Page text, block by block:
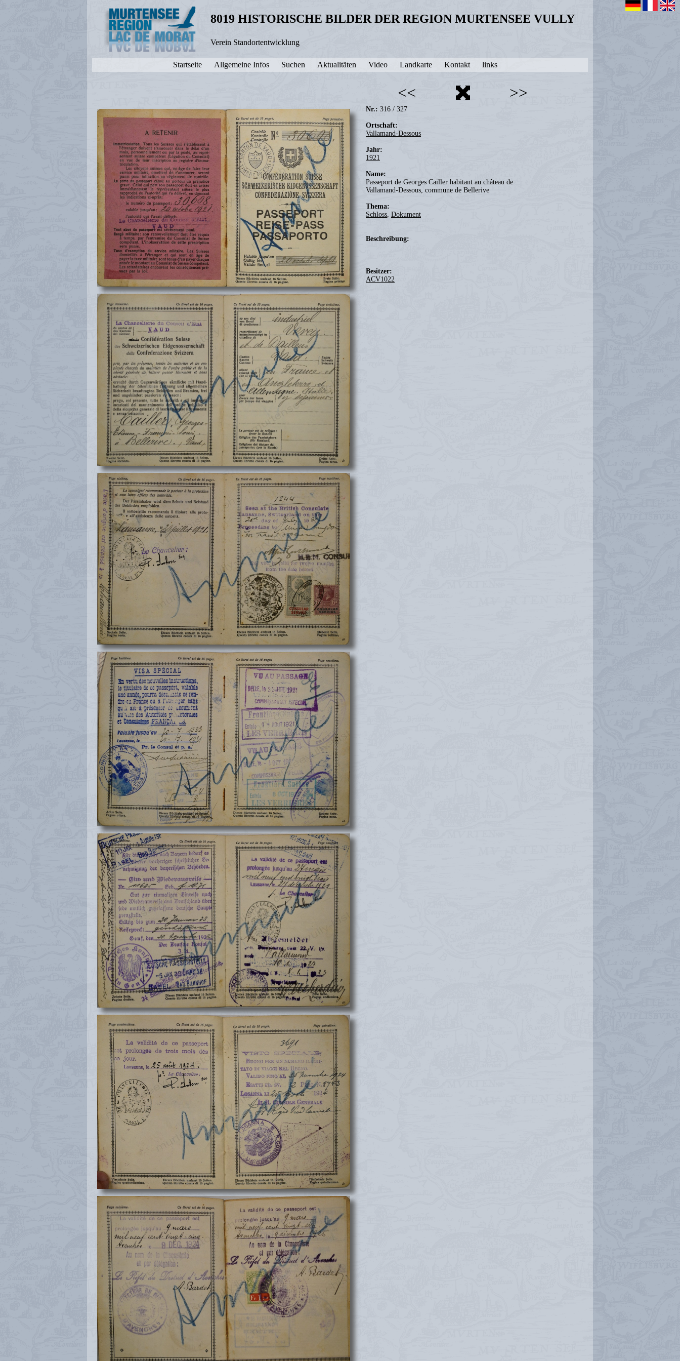
8019 HISTORISCHE BILDER DER REGION MURTENSEE VULLY
Verein Standortentwicklung
Startseite Allgemeine Infos Suchen Aktualitäten Video Landkarte Kontakt links
<< >>
Nr.: 316 / 327
Ortschaft:
Vallamand-Dessous
Jahr:
1921
Name:
Passeport de Georges Cailler habitant au château de
Vallamand-Dessous, commune de Bellerive
Thema:
Schloss, Dokument
Beschreibung:
Besitzer:
ACV1022